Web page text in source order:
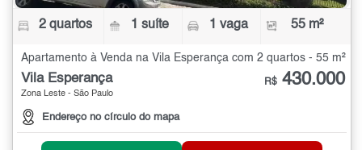
2 quartos 1 suíte 1 vaga 55 m²
Apartamento à Venda na Vila Esperança com 2 quartos - 55 m²
Vila Esperança
Zona Leste - São Paulo
Endereço no círculo do mapa
R$ 430.000